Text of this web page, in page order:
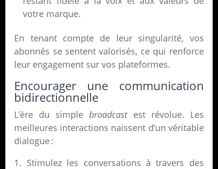
votre marque.
En tenant compte de leur singularité, vos
abonnés se sentent valorisés, ce qui renforce
leur engagement sur vos plateformes.
Encourager une communication
bidirectionnelle
L’ère du simple broadcastest révolue. Les
meilleures interactions naissent d’un véritable
dialogue :
Stimulez les conversations à travers des